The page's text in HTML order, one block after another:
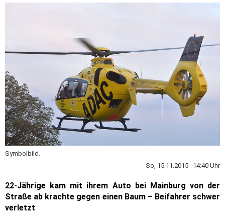
Symbolbild.
So, 15.11.2015 14:40 Uhr
22-Jährige kam mit ihrem Auto bei Mainburg von der
Straße ab krachte gegen einen Baum – Beifahrer schwer
verletzt